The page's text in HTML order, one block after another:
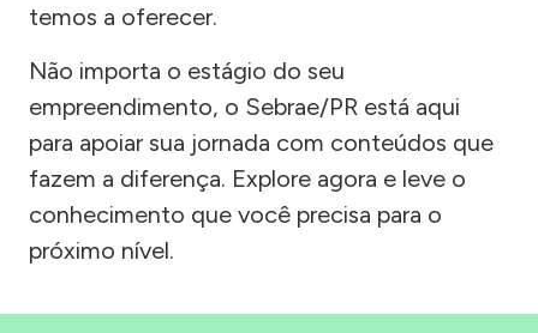
temos a oferecer.
Não importa o estágio do seu
empreendimento, o Sebrae/PR está aqui
para apoiar sua jornada com conteúdos que
fazem a diferença. Explore agora e leve o
conhecimento que você precisa para o
próximo nível.